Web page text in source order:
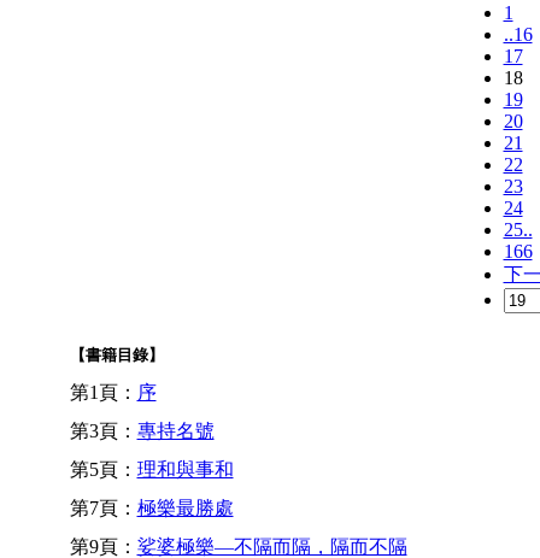
1
..16
17
18
19
20
21
22
23
24
25..
166
下
【書籍目錄】
第1頁： 序
第3頁： 專持名號
第5頁： 理和與事和
第7頁： 極樂最勝處
第9頁： 娑婆極樂—不隔而隔，隔而不隔